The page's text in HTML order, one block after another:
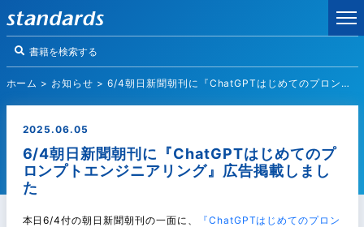
ホーム > お知らせ >6/4朝日新聞朝刊に『ChatGPTはじめてのプロンプトエンジニアリング』広告掲載しました
2025.06.05
6/4朝日新聞朝刊に『ChatGPTはじめてのプ
ロンプトエンジニアリング』広告掲載しまし
た
本日6/4付の朝日新聞朝刊の一面に、
『ChatGPTはじめてのプロン